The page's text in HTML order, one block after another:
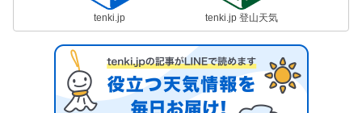
tenki.jp tenki.jp 登山天気